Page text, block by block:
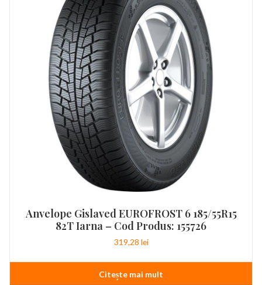
Anvelope Gislaved EUROFROST 6 185/55R15
82T Iarna – Cod Produs: 155726
319,28 lei
Citește mai mult